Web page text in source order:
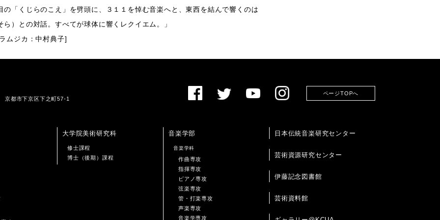
の「くじらのこえ」を劈頭に、３１１を悼む音楽へと、東西を結んで響くのは
ら）との対話。すべてが球体に響くレクイエム。」
ジカ：中村典子]
都市下京区下之町57-1
ページTOPへ
大学院美術研究科
修士課程
博士（後期）課程
音楽学部
音楽学科
作曲専攻
指揮専攻
ピアノ専攻
弦楽専攻
管・打楽専攻
声楽専攻
音楽学専攻
日本伝統音楽研究センター
芸術資源研究センター
伊藤記念図書館
芸術資料館